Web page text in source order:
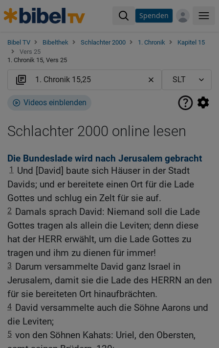
Spenden
Bibel TV Bibelthek Schlachter 2000 1. Chronik
Kapitel 15
Vers 25
1. Chronik 15, Vers 25
Videos einblenden
Schlachter 2000 online lesen
Die Bundeslade wird nach Jerusalem gebracht
1
Und [David] baute sich Häuser in der Stadt
Davids; und er bereitete einen Ort für die Lade
Gottes und schlug ein Zelt für sie auf.
2 Damals sprach David: Niemand soll die Lade
Gottes tragen als allein die Leviten; denn diese
hat der HERR erwählt, um die Lade Gottes zu
tragen und ihm zu dienen für immer!
3 Darum versammelte David ganz Israel in
Jerusalem, damit sie die Lade des HERRN an den
für sie bereiteten Ort hinaufbrächten.
4 David versammelte auch die Söhne Aarons und
die Leviten;
5 von den Söhnen Kahats: Uriel, den Obersten,